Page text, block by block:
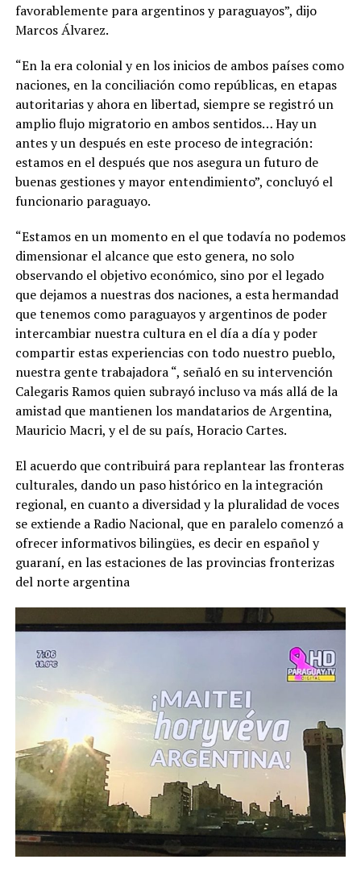
favorablemente para argentinos y paraguayos”, dijo
Marcos Álvarez.
“En la era colonial y en los inicios de ambos países como
naciones, en la conciliación como repúblicas, en etapas
autoritarias y ahora en libertad, siempre se registró un
amplio flujo migratorio en ambos sentidos… Hay un
antes y un después en este proceso de integración:
estamos en el después que nos asegura un futuro de
buenas gestiones y mayor entendimiento”, concluyó el
funcionario paraguayo.
“Estamos en un momento en el que todavía no podemos
dimensionar el alcance que esto genera, no solo
observando el objetivo económico, sino por el legado
que dejamos a nuestras dos naciones, a esta hermandad
que tenemos como paraguayos y argentinos de poder
intercambiar nuestra cultura en el día a día y poder
compartir estas experiencias con todo nuestro pueblo,
nuestra gente trabajadora “, señaló en su intervención
Calegaris Ramos quien subrayó incluso va más allá de la
amistad que mantienen los mandatarios de Argentina,
Mauricio Macri, y el de su país, Horacio Cartes.
El acuerdo que contribuirá para replantear las fronteras
culturales, dando un paso histórico en la integración
regional, en cuanto a diversidad y la pluralidad de voces
se extiende a Radio Nacional, que en paralelo comenzó a
ofrecer informativos bilingües, es decir en español y
guaraní, en las estaciones de las provincias fronterizas
del norte argentina